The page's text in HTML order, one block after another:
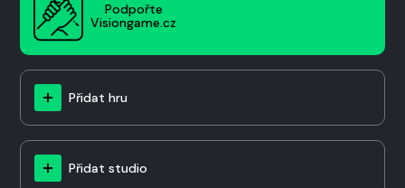
Podpořte
Visiongame.cz
Přidat hru
Přidat studio